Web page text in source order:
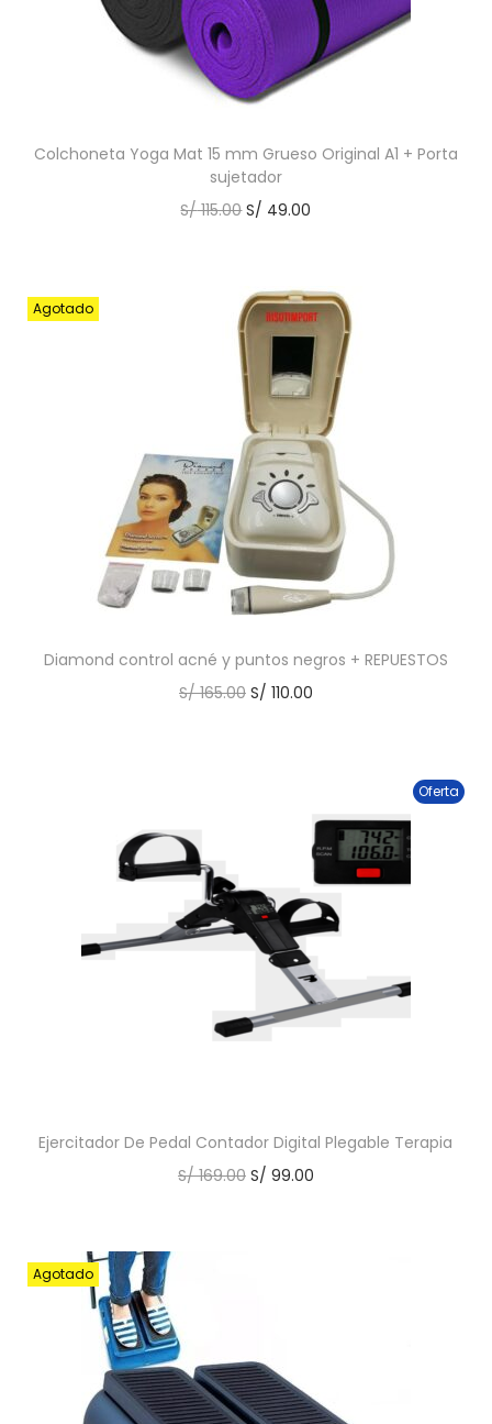
Colchoneta Yoga Mat 15 mm Grueso Original A1 + Porta
sujetador
S/115.00 S/ 49.00
Agotado
Diamond control acné y puntos negros + REPUESTOS
S/165.00 S/ 110.00
Oferta
Ejercitador De Pedal Contador Digital Plegable Terapia
S/169.00 S/ 99.00
Agotado